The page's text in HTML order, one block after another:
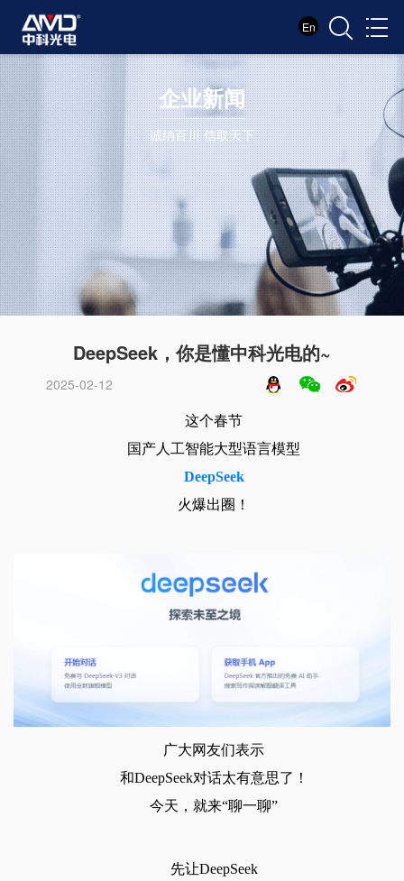
En
企业新闻
诚纳百川 信取天下
DeepSeek，你是懂中科光电的~
2025-02-12
这个春节
国产人工智能大型语言模型
DeepSeek
火爆出圈！
广大网友们表示
和DeepSeek对话太有意思了！
今天，就来“聊一聊”
先让DeepSeek